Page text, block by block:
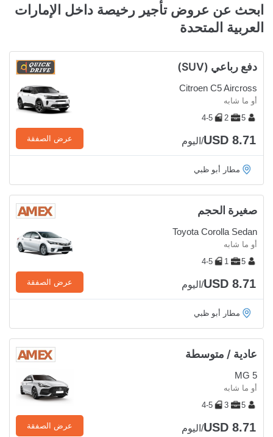
ابحث عن عروض تأجير رخيصة داخل الإمارات
العربية المتحدة
دفع رباعي (SUV)
Citroen C5 Aircross
أو ما شابه
5
2
4-5
USD 8.71/اليوم عرض الصفقة
مطار أبو ظبي
صغيرة الحجم
Toyota Corolla Sedan
أو ما شابه
5
1
4-5
USD 8.71/اليوم عرض الصفقة
مطار أبو ظبي
عادية / متوسطة
MG 5
أو ما شابه
5
3
4-5
USD 8.71/اليوم عرض الصفقة